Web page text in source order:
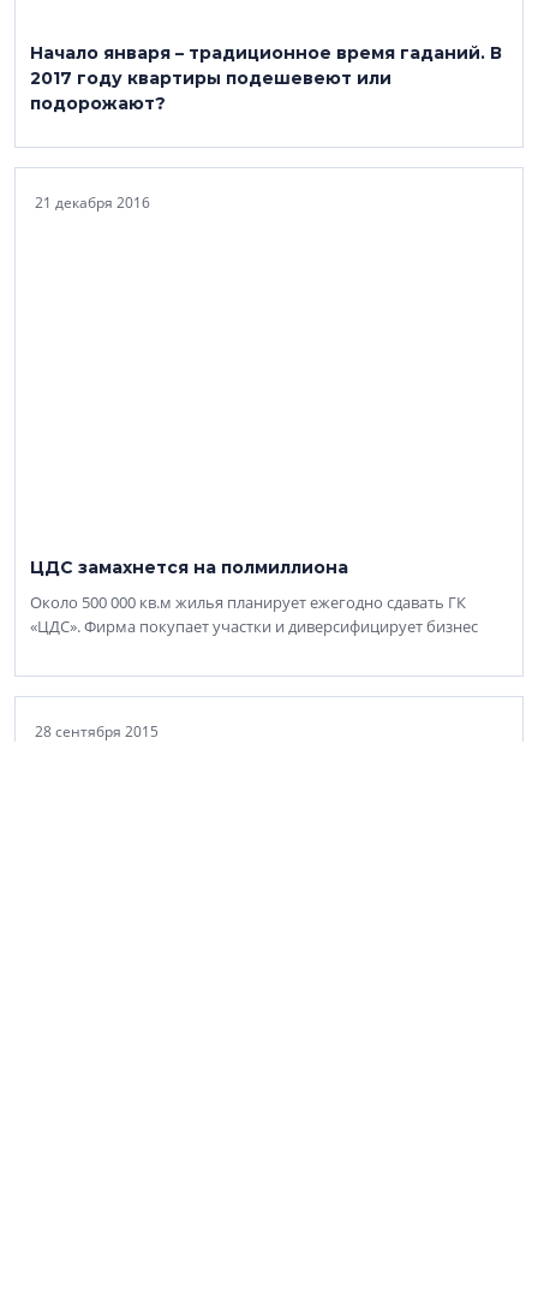
Начало января – традиционное время гаданий. В
2017 году квартиры подешевеют или
подорожают?
21 декабря 2016
ЦДС замахнется на полмиллиона
Около 500 000 кв.м жилья планирует ежегодно сдавать ГК
«ЦДС». Фирма покупает участки и диверсифицирует бизнес
28 сентября 2015